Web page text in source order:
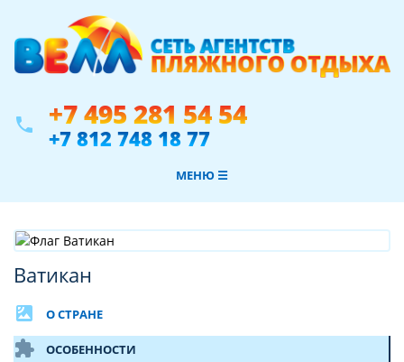
phone +7 495 281 54 54
+7 812 748 18 77
МЕНЮ ☰
Ватикан
satellite О СТРАНЕ
extension ОСОБЕННОСТИ